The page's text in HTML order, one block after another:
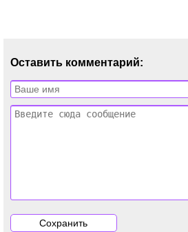
Оставить комментарий: